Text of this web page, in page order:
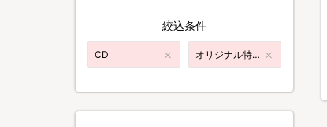
絞込条件
CD オリジナル特典付き